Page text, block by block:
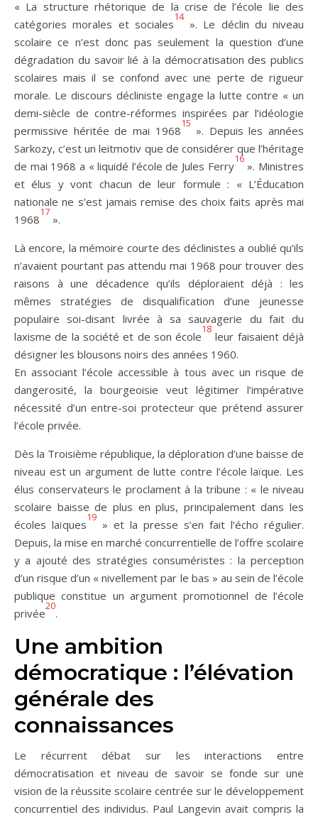
« La structure rhétorique de la crise de l’école lie des
catégories morales et sociales
14
». Le déclin du niveau
scolaire ce n’est donc pas seulement la question d’une
dégradation du savoir lié à la démocratisation des publics
scolaires mais il se confond avec une perte de rigueur
morale. Le discours décliniste engage la lutte contre « un
demi-siècle de contre-réformes inspirées par l’idéologie
permissive héritée de mai 1968
15
». Depuis les années
Sarkozy, c’est un leitmotiv que de considérer que l’héritage
de mai 1968 a « liquidé l’école de Jules Ferry
16
». Ministres
et élus y vont chacun de leur formule : « L’Éducation
nationale ne s’est jamais remise des choix faits après mai
1968
17
».
Là encore, la mémoire courte des déclinistes a oublié qu’ils
n’avaient pourtant pas attendu mai 1968 pour trouver des
raisons à une décadence qu’ils déploraient déjà : les
mêmes stratégies de disqualification d’une jeunesse
populaire soi-disant livrée à sa sauvagerie du fait du
laxisme de la société et de son école
18
leur faisaient déjà
désigner les blousons noirs des années 1960.
En associant l’école accessible à tous avec un risque de
dangerosité, la bourgeoisie veut légitimer l’impérative
nécessité d’un entre-soi protecteur que prétend assurer
l’école privée.
Dès la Troisième république, la déploration d’une baisse de
niveau est un argument de lutte contre l’école laïque. Les
élus conservateurs le proclament à la tribune : « le niveau
scolaire baisse de plus en plus, principalement dans les
écoles laïques
19
» et la presse s’en fait l’écho régulier.
Depuis, la mise en marché concurrentielle de l’offre scolaire
y a ajouté des stratégies consuméristes : la perception
d’un risque d’un « nivellement par le bas » au sein de l’école
publique constitue un argument promotionnel de l’école
privée
20
.
Une ambition
démocratique : l’élévation
générale des
connaissances
Le récurrent débat sur les interactions entre
démocratisation et niveau de savoir se fonde sur une
vision de la réussite scolaire centrée sur le développement
concurrentiel des individus. Paul Langevin avait compris la